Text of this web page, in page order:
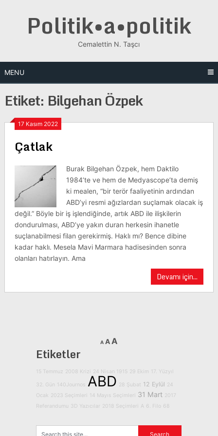
Politik•a•politik
Cemalettin N. Taşcı
MENU
Etiket: Bilgehan Özpek
17 Kasım 2022
Çatlak
Burak Bilgehan Özpek, hem Daktilo
1984’te ve hem de Medyascope’ta demiş
ki mealen, “bir terör faaliyetinin ardından
ABD’yi resmi ağızlardan suçlamak olacak iş
değil.” Böyle bir iş işlendiğinde, artık ABD ile ilişkilerin
dondurulması, ABD’ye yakın duran herkesin ihanetle
suçlanabilmesi filan gerekirmiş. Haklı mı? Bence dibine
kadar haklı. Mesela Mavi Marmara hadisesinden sonra
olanları hatırlayın. Ama
Devamı için...
A AA
Etiketler
15 Temmuz 2008 Krizi 24 Nisan 1915 29 Ekim 17. Yüzyıl
32. Gün 140Journos ABD 28 Şubat 12 Eylül 24
Ocak 2023 Seçimleri 14 Mayıs Seçimleri 31 Mart 2017
Referandumu 3D Yazıcılar 2018 Seçimleri A 6. Filo 68